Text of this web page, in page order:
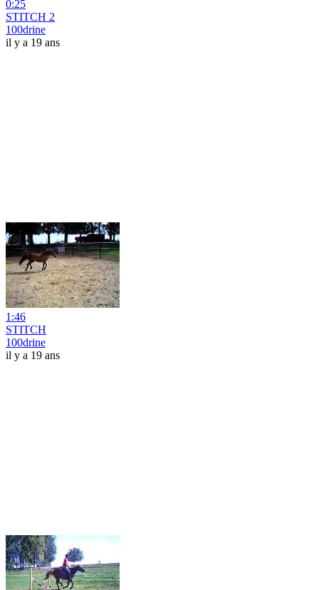
0:25
STITCH 2
100drine
il y a 19 ans
1:46
STITCH
100drine
il y a 19 ans